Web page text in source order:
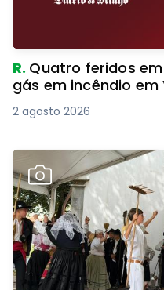
R. Quatro feridos
gás em incêndio
2 agosto 2026